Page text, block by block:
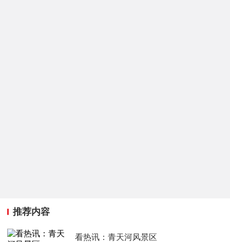
推荐内容
看热讯：青天河风景区